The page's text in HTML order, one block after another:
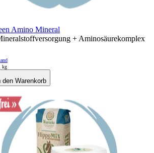
Amino Mineral
+ Aminosäurekomplex
kg
den Warenkorb